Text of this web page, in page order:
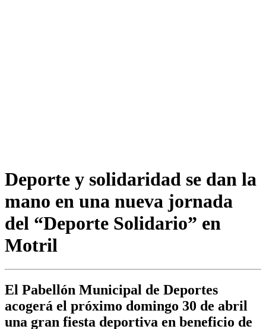
Deporte y solidaridad se dan la
mano en una nueva jornada
del “Deporte Solidario” en
Motril
El Pabellón Municipal de Deportes
acogerá el próximo domingo 30 de abril
una gran fiesta deportiva en beneficio de